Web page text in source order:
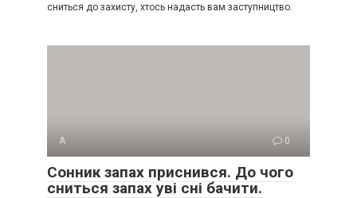
сниться до захисту, хтось надасть вам заступництво.
А 0
Сонник запах приснився. До чого
сниться запах уві сні бачити.